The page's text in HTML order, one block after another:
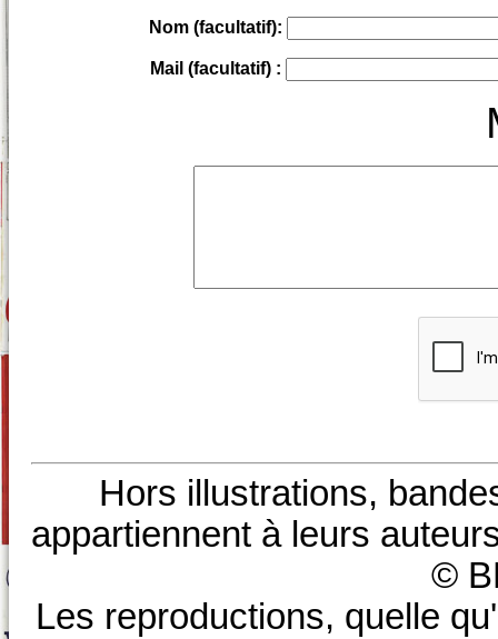
Nom (facultatif):
Mail (facultatif) :
Hors illustrations,
appartiennent à leurs
©
Les reproductions, quelle